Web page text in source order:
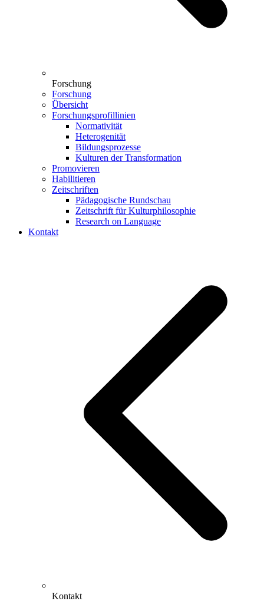
Forschung
Forschung
Übersicht
Forschungsprofillinien
Normativität
Heterogenität
Bildungsprozesse
Kulturen der Transformation
Promovieren
Habilitieren
Zeitschriften
Pädagogische Rundschau
Zeitschrift für Kulturphilosophie
Research on Language
Kontakt
Kontakt